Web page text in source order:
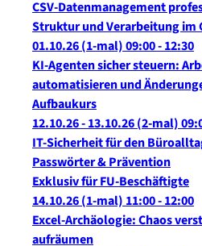
CSV-Datenmanagement
Struktur und Verarbeitung im
01.10.26(1-mal)09:00- 12:30
KI-Agenten sicher steuern:
automatisieren und
Aufbaukurs
12.10.26 - 13.10.26(2-mal)
IT-Sicherheit für den
Passwörter & Prävention
Exklusiv für FU-Beschäftigte
14.10.26(1-mal) 11:00- 12:00
Excel-Archäologie: Chaos
aufräumen